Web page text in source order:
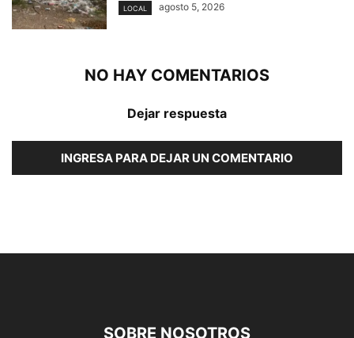
LOCAL agosto 5, 2026
NO HAY COMENTARIOS
Dejar respuesta
INGRESA PARA DEJAR UN COMENTARIO
SOBRE NOSOTROS